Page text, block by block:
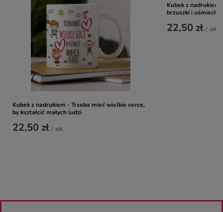
Kubek z nadrukiem - Trzeba mieć wielkie serce,
by kształcić małych ludzi
22,50 zł / szt.
Kubek z nadrukiem
brzuszki i
22,50 zł / szt.